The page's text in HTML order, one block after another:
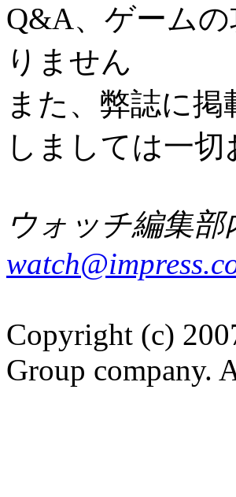
Q&A、ゲーム
りません
また、弊誌に
しましては一
ウォッチ編集部
Copyright (c)
Group company.